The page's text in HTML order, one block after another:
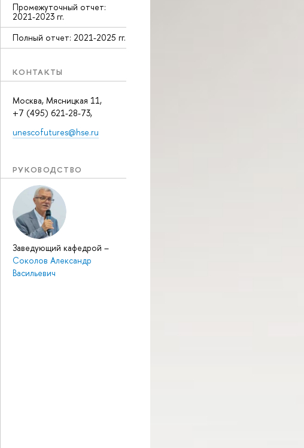
Промежуточный отчет:
2021-2023 гг.
Полный отчет: 2021-2025 гг.
КОНТАКТЫ
Москва, Мясницкая 11,
+7 (495) 621-28-73,
unescofutures@hse.ru
РУКОВОДСТВО
Заведующий кафедрой –
Соколов Александр
Васильевич